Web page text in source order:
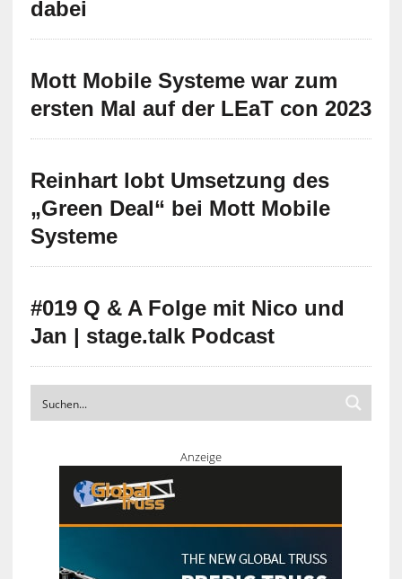
dabei
Mott Mobile Systeme war zum
ersten Mal auf der LEaT con 2023
Reinhart lobt Umsetzung des
„Green Deal“ bei Mott Mobile
Systeme
#019 Q & A Folge mit Nico und
Jan | stage.talk Podcast
Anzeige